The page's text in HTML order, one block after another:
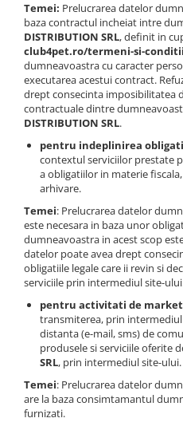
Temei: Prelucrarea datelor
baza contractul incheiat intre
DISTRIBUTION SRL, definit in
club4pet.ro/termeni-si-conditii
dumneavoastra cu caracter
executarea acestui contract.
drept consecinta imposibilitatea
contractuale dintre
DISTRIBUTION SRL.
pentru indeplinirea
contextul serviciilor prestate
a obligatiilor in materie
arhivare.
Temei: Prelucrarea datelor
este necesara in baza unor
dumneavoastra in acest scop
datelor poate avea drept
obligatiile legale care ii revin si
serviciile prin intermediul site-
pentru activitati de
transmiterea, prin
distanta (e-mail, sms) de
produsele si serviciile oferite
SRL, prin intermediul site-ului.
Temei: Prelucrarea datelor
are la baza consimtamantul
furnizati.